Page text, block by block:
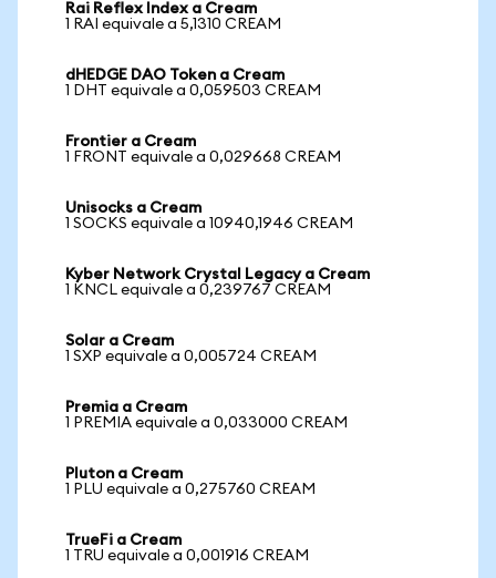
Rai Reflex Index a Cream
1 RAI equivale a 5,1310 CREAM
dHEDGE DAO Token a Cream
1 DHT equivale a 0,059503 CREAM
Frontier a Cream
1 FRONT equivale a 0,029668 CREAM
Unisocks a Cream
1 SOCKS equivale a 10940,1946 CREAM
Kyber Network Crystal Legacy a Cream
1 KNCL equivale a 0,239767 CREAM
Solar a Cream
1 SXP equivale a 0,005724 CREAM
Premia a Cream
1 PREMIA equivale a 0,033000 CREAM
Pluton a Cream
1 PLU equivale a 0,275760 CREAM
TrueFi a Cream
1 TRU equivale a 0,001916 CREAM